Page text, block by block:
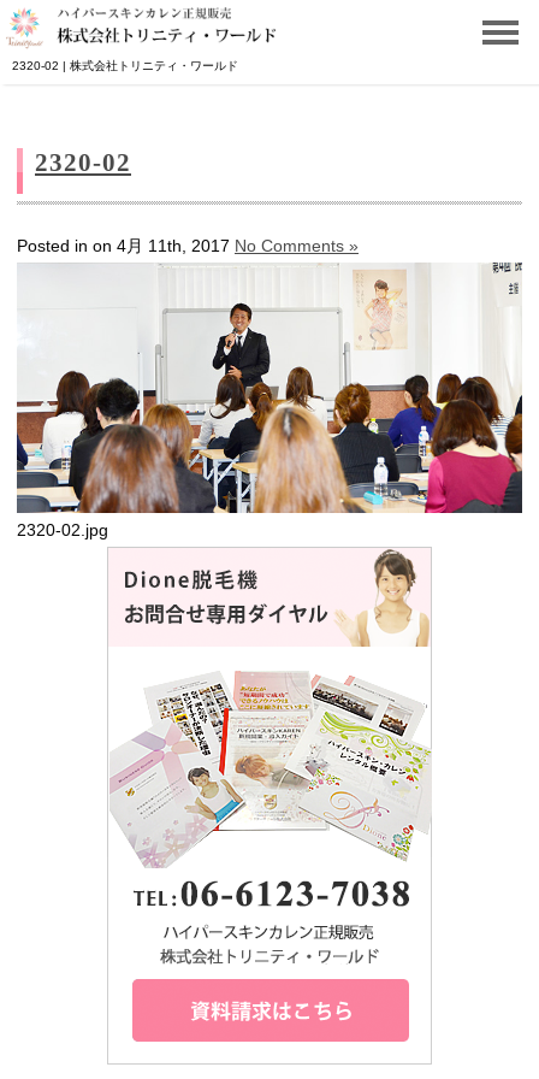
2320-02 | 株式会社トリニティ・ワールド
2320-02
Posted in on 4月 11th, 2017 No Comments »
2320-02.jpg